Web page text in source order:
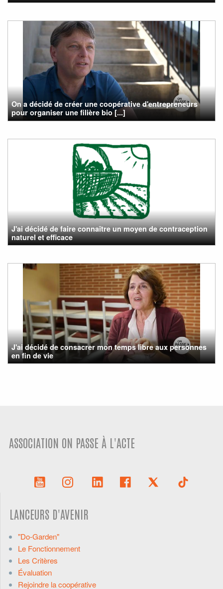
On a décidé de créer une coopérative d'entrepreneurs
pour organiser une filière bio [...]
J'ai décidé de faire connaître un moyen de contraception
naturel et efficace
J'ai décidé de consacrer mon temps libre aux personnes
en fin de vie
ASSOCIATION ON PASSE À L'ACTE
LANCEURS D'AVENIR
"Do-Garden"
Le Fonctionnement
Les Critères
Évaluation
Rejoindre la coopérative